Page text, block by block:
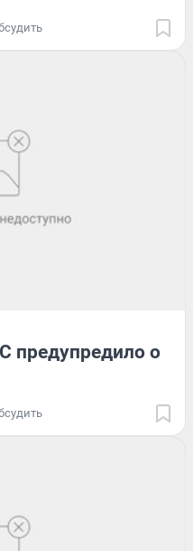
предупредило о